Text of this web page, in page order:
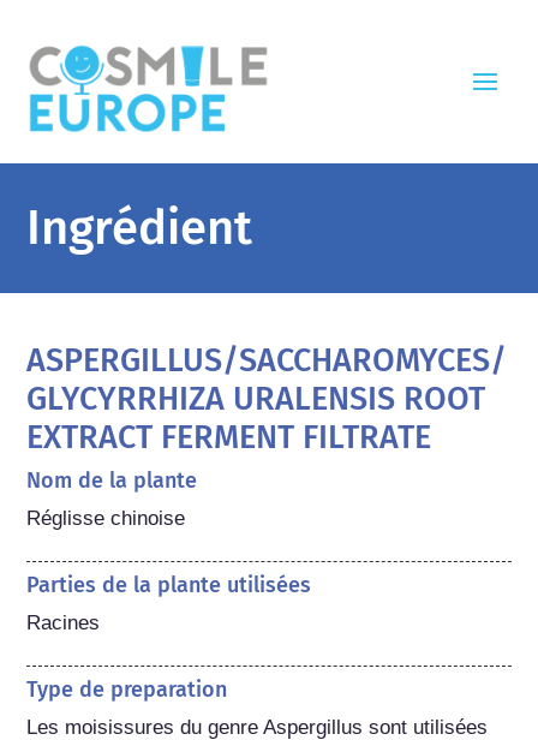
Ingrédient
ASPERGILLUS/SACCHAROMYCES/
GLYCYRRHIZA URALENSIS ROOT
EXTRACT FERMENT FILTRATE
Nom de la plante
Réglisse chinoise
Parties de la plante utilisées
Racines
Type de preparation
Les moisissures du genre Aspergillus sont utilisées